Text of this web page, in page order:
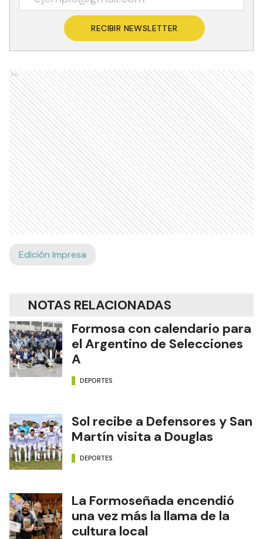
RECIBIR NEWSLETTER
Ads
Edición Impresa
NOTAS RELACIONADAS
Formosa con calendario para
el Argentino de Selecciones
A
DEPORTES
Sol recibe a Defensores y San
Martín visita a Douglas
DEPORTES
La Formoseñada encendió
una vez más la llama de la
cultura local